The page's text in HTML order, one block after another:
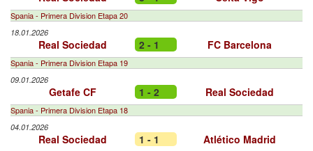
Spania - Primera Division Etapa 20
18.01.2026
Real Sociedad 2 - 1 FC Barcelona
Spania - Primera Division Etapa 19
09.01.2026
Getafe CF 1 - 2 Real Sociedad
Spania - Primera Division Etapa 18
04.01.2026
Real Sociedad 1 - 1 Atlético Madrid